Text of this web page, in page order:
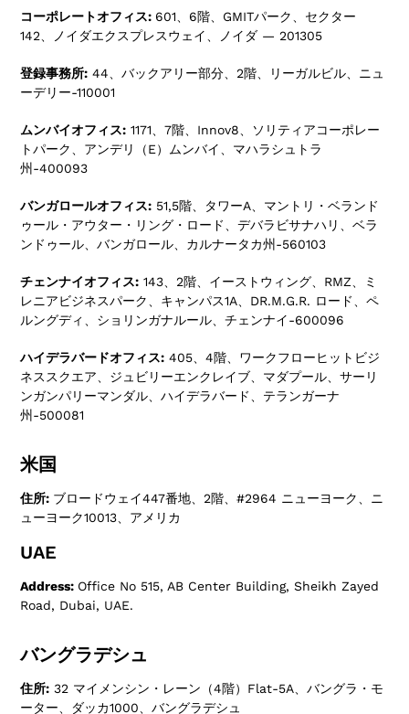
コーポレートオフィス: 601、6階、GMITパーク、セクター
142、ノイダエクスプレスウェイ、ノイダ — 201305
登録事務所: 44、バックアリー部分、2階、リーガルビル、ニュ
ーデリー-110001
ムンバイオフィス: 1171、7階、Innov8、ソリティアコーポレー
トパーク、アンデリ（E）ムンバイ、マハラシュトラ
州-400093
バンガロールオフィス: 51,5階、タワーA、マントリ・ベランド
ゥール・アウター・リング・ロード、デバラビサナハリ、ベラ
ンドゥール、バンガロール、カルナータカ州-560103
チェンナイオフィス: 143、2階、イーストウィング、RMZ、ミ
レニアビジネスパーク、キャンパス1A、DR.M.G.R. ロード、ペ
ルングディ、ショリンガナルール、チェンナイ-600096
ハイデラバードオフィス: 405、4階、ワークフローヒットビジ
ネススクエア、ジュビリーエンクレイブ、マダプール、サーリ
ンガンパリーマンダル、ハイデラバード、テランガーナ
州-500081
米国
住所: ブロードウェイ447番地、2階、#2964 ニューヨーク、ニ
ューヨーク10013、アメリカ
UAE
Address: Office No 515, AB Center Building, Sheikh Zayed
Road, Dubai, UAE.
バングラデシュ
住所: 32 マイメンシン・レーン（4階）Flat-5A、バングラ・モ
ーター、ダッカ1000、バングラデシュ